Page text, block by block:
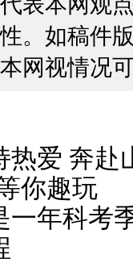
。如稿件
网视情况
热爱 奔赴
你趣玩
一年科考